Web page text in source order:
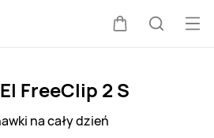
FreeClip 2 S
na cały dzień